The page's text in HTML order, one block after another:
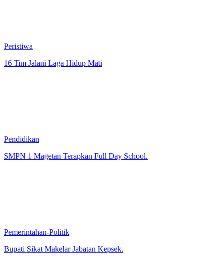
Peristiwa
16 Tim Jalani Laga Hidup Mati
Pendidikan
SMPN 1 Magetan Terapkan Full Day School.
Pemerintahan-Politik
Bupati Sikat Makelar Jabatan Kepsek.